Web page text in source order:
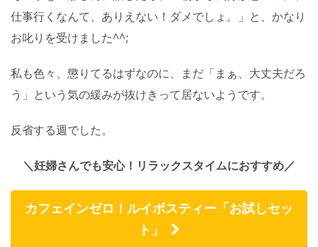
仕事行くなんて、ありえない！ダメでしょ。」と、かなり
お叱りを受けました^^;
私も色々、懲りてるはずなのに、まだ「まぁ、大丈夫だろ
う」という気の緩みが抜けきって居ないようです。
反省する週でした。
＼妊婦さんでも安心！リラックスタイムにおすすめ／
カフェインゼロ！ルイボスティー「お試しセッ
ト」